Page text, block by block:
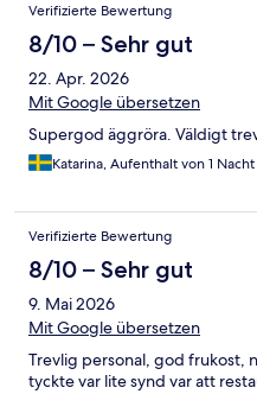
Verifizierte Bewertung
8/10 – Sehr gut
22. Apr. 2026
Mit Google übersetzen
Supergod äggröra. Väldigt
Katarina, Aufenthalt von 1 Nacht
Verifizierte Bewertung
8/10 – Sehr gut
9. Mai 2026
Mit Google übersetzen
Trevlig personal, god frukost,
tyckte var lite synd var att